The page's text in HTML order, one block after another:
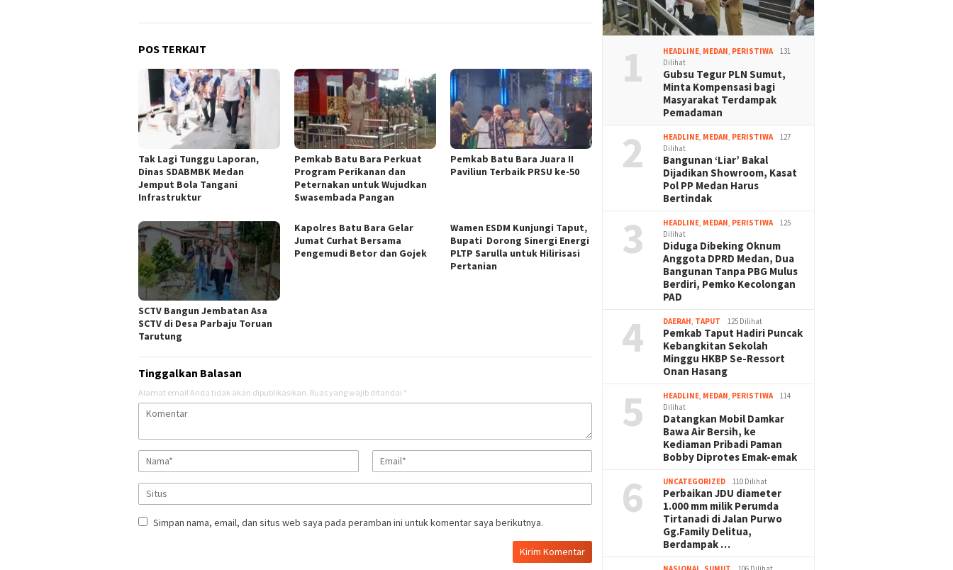
POS TERKAIT
Tak Lagi Tunggu Laporan,
Dinas SDABMBK Medan
Jemput Bola Tangani
Infrastruktur
Pemkab Batu Bara Perkuat
Program Perikanan dan
Peternakan untuk Wujudkan
Swasembada Pangan
Pemkab Batu Bara Juara II
Paviliun Terbaik PRSU ke-50
SCTV Bangun Jembatan Asa
SCTV di Desa Parbaju Toruan
Tarutung
Kapolres Batu Bara Gelar
Jumat Curhat Bersama
Pengemudi Betor dan Gojek
Wamen ESDM Kunjungi Taput,
Bupati Dorong Sinergi Energi
PLTP Sarulla untuk Hilirisasi
Pertanian
Tinggalkan Balasan
Alamat email Anda tidak akan dipublikasikan. Ruas yang wajib ditandai *
Simpan nama, email, dan situs web saya pada peramban ini untuk komentar saya berikutnya.
1 HEADLINE, MEDAN, PERISTIWA
131
Dilihat
Gubsu Tegur PLN Sumut,
Minta Kompensasi bagi
Masyarakat Terdampak
Pemadaman
2 HEADLINE, MEDAN, PERISTIWA
127
Dilihat
Bangunan ‘Liar’ Bakal
Dijadikan Showroom, Kasat
Pol PP Medan Harus
Bertindak
3 HEADLINE, MEDAN, PERISTIWA
125
Dilihat
Diduga Dibeking Oknum
Anggota DPRD Medan, Dua
Bangunan Tanpa PBG Mulus
Berdiri, Pemko Kecolongan
PAD
4 DAERAH, TAPUT 125 Dilihat
Pemkab Taput Hadiri Puncak
Kebangkitan Sekolah
Minggu HKBP Se-Ressort
Onan Hasang
5 HEADLINE, MEDAN, PERISTIWA
114
Dilihat
Datangkan Mobil Damkar
Bawa Air Bersih, ke
Kediaman Pribadi Paman
Bobby Diprotes Emak-emak
6 UNCATEGORIZED 110 Dilihat
Perbaikan JDU diameter
1.000 mm milik Perumda
Tirtanadi di Jalan Purwo
Gg.Family Delitua,
Berdampak …